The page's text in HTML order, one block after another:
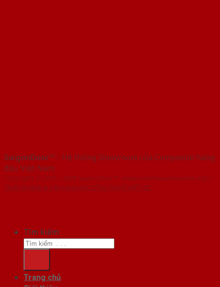
SaigonDoor™ - Hệ thống Showroom cửa Composite hàng
đầu Việt Nam
Copyright ⓒ 2016 – 2026 SaigonDoor™ - www.cuanhuacomposite.org |
Thiết kế Web & Vận hành bởi CÔNG NGHỆ VIỆT JSC
Tìm kiếm:
Trang chủ